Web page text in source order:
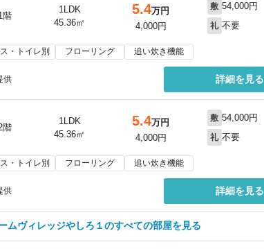
階
1LDK
45.36㎡
5.4万円
4,000円
敷 54,000円
礼 不要
・トイレ別 フローリング 追い炊き機能
供 詳細を見る
階
1LDK
45.36㎡
5.4万円
4,000円
敷 54,000円
礼 不要
・トイレ別 フローリング 追い炊き機能
供 詳細を見る
ムヴィレッジやしろ１のすべての部屋を見る